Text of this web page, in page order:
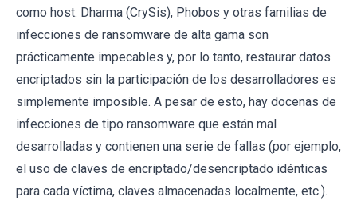
como host. Dharma (CrySis), Phobos y otras familias de
infecciones de ransomware de alta gama son
prácticamente impecables y, por lo tanto, restaurar datos
encriptados sin la participación de los desarrolladores es
simplemente imposible. A pesar de esto, hay docenas de
infecciones de tipo ransomware que están mal
desarrolladas y contienen una serie de fallas (por ejemplo,
el uso de claves de encriptado/desencriptado idénticas
para cada víctima, claves almacenadas localmente, etc.).